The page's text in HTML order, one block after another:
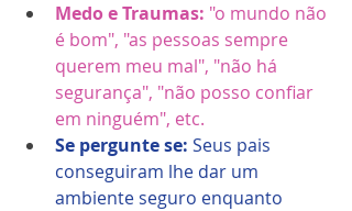
Medo e Traumas: "o mundo não
é bom", "as pessoas sempre
querem meu mal", "não há
segurança", "não posso confiar
em ninguém", etc.
Se pergunte se: Seus pais
conseguiram lhe dar um
ambiente seguro enquanto